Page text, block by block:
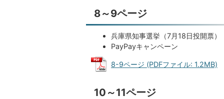
8～9ページ
兵庫県知事選挙（7月18日投開票）
PayPayキャンペーン
8-9ページ (PDFファイル: 1.2MB)
10～11ページ